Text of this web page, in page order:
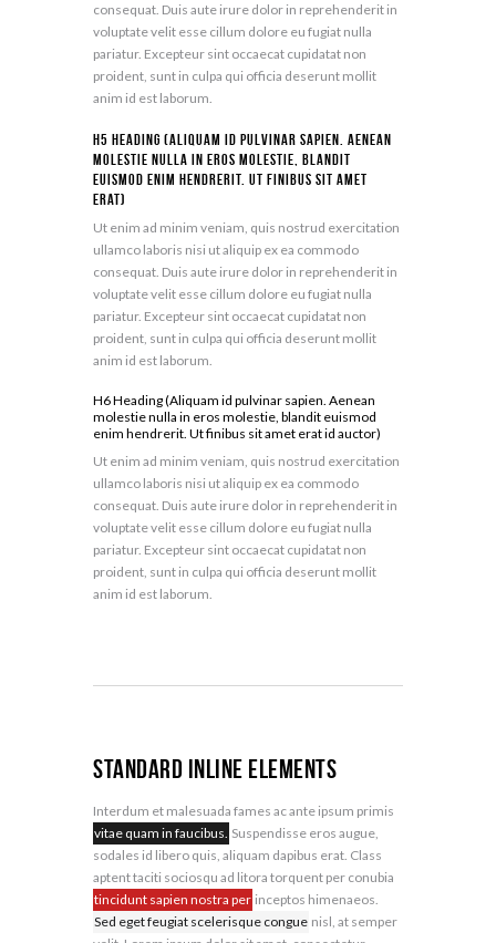
consequat. Duis aute irure dolor in reprehenderit in
voluptate velit esse cillum dolore eu fugiat nulla
pariatur. Excepteur sint occaecat cupidatat non
proident, sunt in culpa qui officia deserunt mollit
anim id est laborum.
H5 Heading (Aliquam id pulvinar sapien. Aenean
molestie nulla in eros molestie, blandit
euismod enim hendrerit. Ut finibus sit amet
erat)
Ut enim ad minim veniam, quis nostrud exercitation
ullamco laboris nisi ut aliquip ex ea commodo
consequat. Duis aute irure dolor in reprehenderit in
voluptate velit esse cillum dolore eu fugiat nulla
pariatur. Excepteur sint occaecat cupidatat non
proident, sunt in culpa qui officia deserunt mollit
anim id est laborum.
H6 Heading (Aliquam id pulvinar sapien. Aenean
molestie nulla in eros molestie, blandit euismod
enim hendrerit. Ut finibus sit amet erat id auctor)
Ut enim ad minim veniam, quis nostrud exercitation
ullamco laboris nisi ut aliquip ex ea commodo
consequat. Duis aute irure dolor in reprehenderit in
voluptate velit esse cillum dolore eu fugiat nulla
pariatur. Excepteur sint occaecat cupidatat non
proident, sunt in culpa qui officia deserunt mollit
anim id est laborum.
Standard Inline Elements
Interdum et malesuada fames ac ante ipsum primis
vitae quam in faucibus. Suspendisse eros augue,
sodales id libero quis, aliquam dapibus erat. Class
aptent taciti sociosqu ad litora torquent per conubia
tincidunt sapien nostra per inceptos himenaeos.
Sed eget feugiat scelerisque congue nisl, at semper